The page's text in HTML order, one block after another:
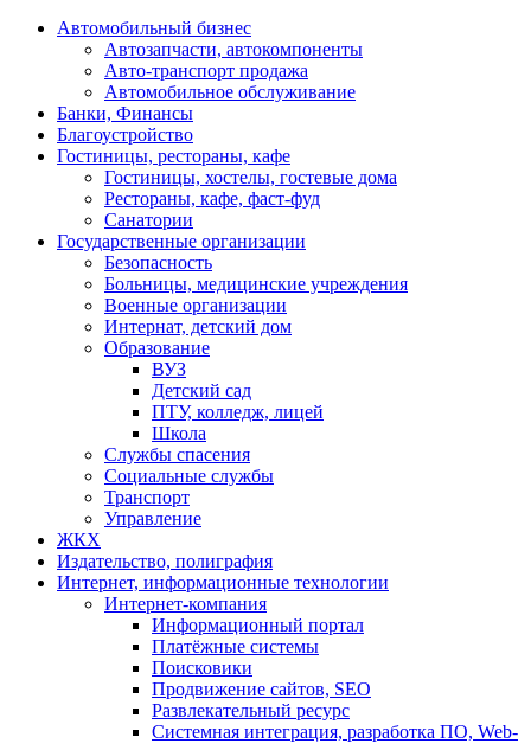
Автомобильный бизнес
Автозапчасти, автокомпоненты
Авто-транспорт продажа
Автомобильное обслуживание
Банки, Финансы
Благоустройство
Гостиницы, рестораны, кафе
Гостиницы, хостелы, гостевые дома
Рестораны, кафе, фаст-фуд
Санатории
Государственные организации
Безопасность
Больницы, медицинские учреждения
Военные организации
Интернат, детский дом
Образование
ВУЗ
Детский сад
ПТУ, колледж, лицей
Школа
Службы спасения
Социальные службы
Транспорт
Управление
ЖКХ
Издательство, полиграфия
Интернет, информационные технологии
Интернет-компания
Информационный портал
Платёжные системы
Поисковики
Продвижение сайтов, SEO
Развлекательный ресурс
Системная интеграция, разработка ПО, Web-